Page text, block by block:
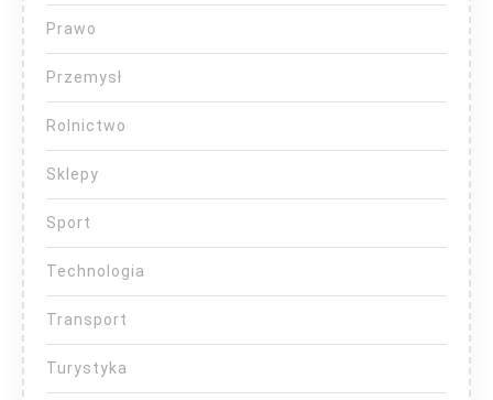
Prawo
Przemysł
Rolnictwo
Sklepy
Sport
Technologia
Transport
Turystyka